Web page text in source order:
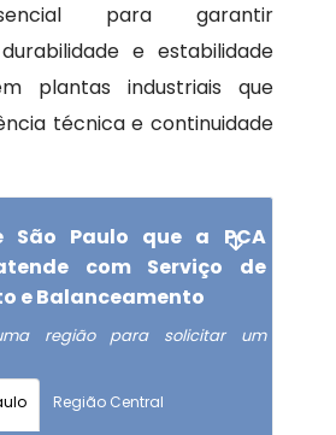
para garantir
e estabilidade
plantas industriais que
técnica e continuidade
São Paulo que a PCA
com Serviço de
e Balanceamento
região para solicitar um
Região Central